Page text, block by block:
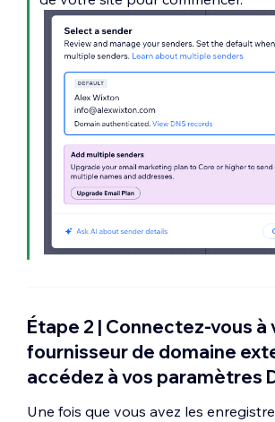
Étape 2 | Connectez-vous à
fournisseur de domaine
accédez à vos paramètres
Une fois que vous avez les